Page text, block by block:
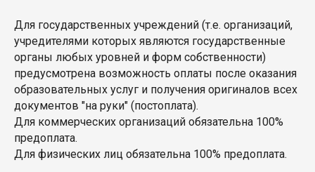
Для государственных учреждений (т.е. организаций,
учредителями которых являются государственные
органы любых уровней и форм собственности)
предусмотрена возможность оплаты после оказания
образовательных услуг и получения оригиналов всех
документов "на руки" (постоплата).
Для коммерческих организаций обязательна 100%
предоплата.
Для физических лиц обязательна 100% предоплата.